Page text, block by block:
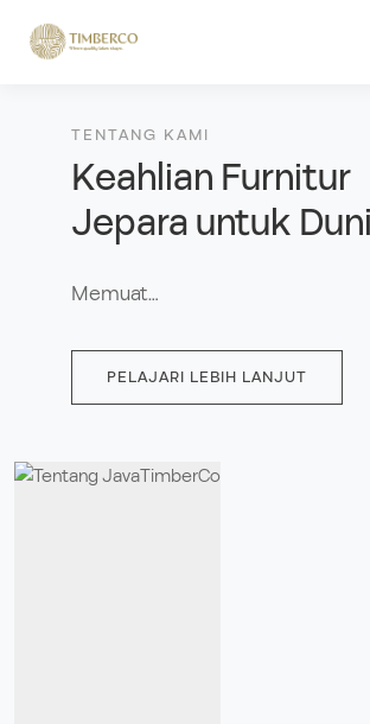
TENTANG KAMI
Keahlian Furnitur
Jepara untuk
Memuat…
PELAJARI LEBIH LANJUT